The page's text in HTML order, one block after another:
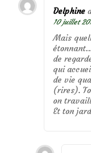
Delphine
10 juillet
Mais
de
qui
de vie
(rires).
on
Et ton